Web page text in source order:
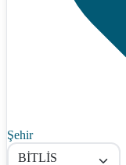
Şehir
BİTLİS